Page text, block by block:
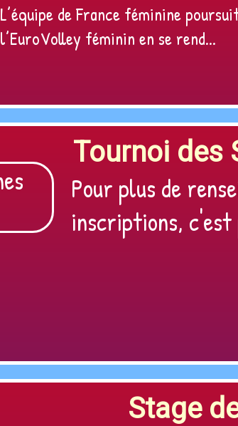
L’équipe de France féminine
l’EuroVolley féminin en se rend...
Tournoi des
Pour plus de
inscriptions,
Stage